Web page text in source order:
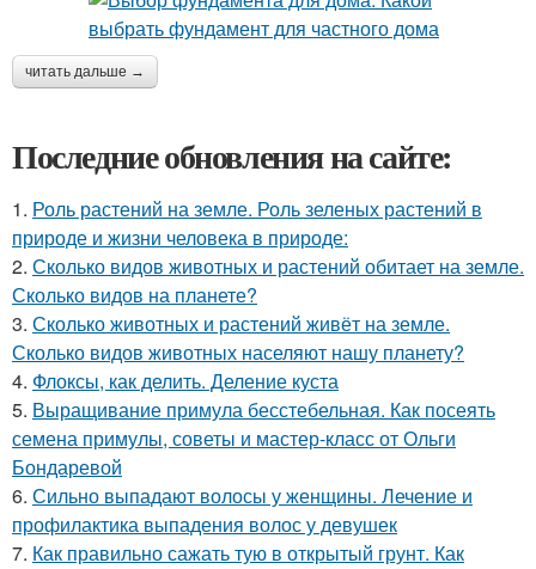
читать дальше →
Последние обновления на сайте:
1. Роль растений на земле. Роль зеленых растений в
природе и жизни человека в природе:
2. Сколько видов животных и растений обитает на земле.
Сколько видов на планете?
3. Сколько животных и растений живёт на земле.
Сколько видов животных населяют нашу планету?
4. Флоксы, как делить. Деление куста
5. Выращивание примула бесстебельная. Как посеять
семена примулы, советы и мастер-класс от Ольги
Бондаревой
6. Сильно выпадают волосы у женщины. Лечение и
профилактика выпадения волос у девушек
7. Как правильно сажать тую в открытый грунт. Как